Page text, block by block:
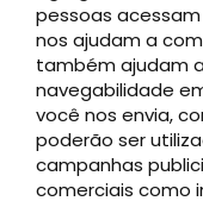
pessoas
nos ajudam a
também ajudam
navegabilidade
você nos envia,
poderão ser
campanhas
comerciais como